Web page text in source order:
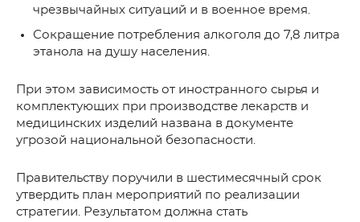
чрезвычайных ситуаций и в военное время.
Сокращение потребления алкоголя до 7,8 литра
этанола на душу населения.
При этом зависимость от иностранного сырья и
комплектующих при производстве лекарств и
медицинских изделий названа в документе
угрозой национальной безопасности.
Правительству поручили в шестимесячный срок
утвердить план мероприятий по реализации
стратегии. Результатом должна стать